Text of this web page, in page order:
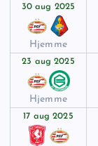
30 aug 2025
Hjemme
23 aug 2025
Hjemme
17 aug 2025